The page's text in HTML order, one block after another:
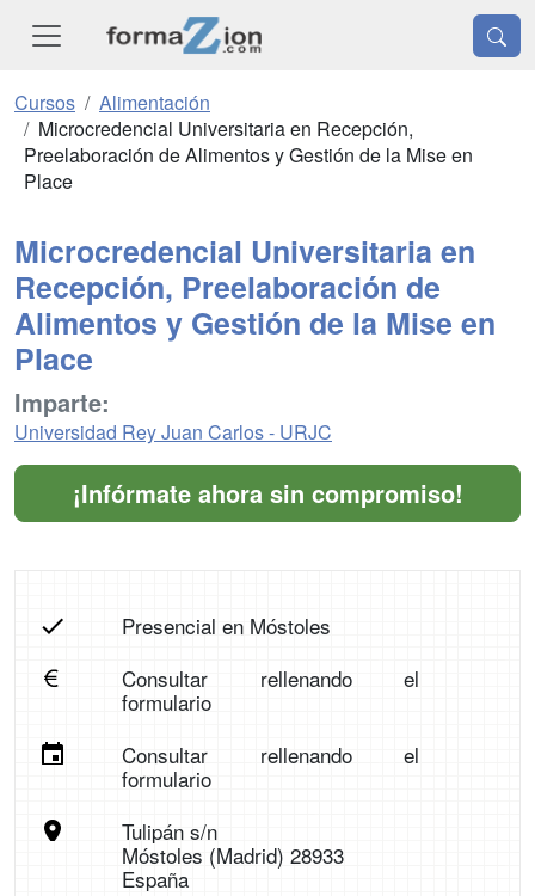
Cursos
Alimentación
Microcredencial Universitaria en Recepción,
Preelaboración de Alimentos y Gestión de la Mise en
Place
Microcredencial Universitaria en
Recepción, Preelaboración de
Alimentos y Gestión de la Mise en
Place
Imparte:
Universidad Rey Juan Carlos - URJC
¡Infórmate ahora sin compromiso!
Presencial en Móstoles
Consultar rellenando el
formulario
Consultar rellenando el
formulario
Tulipán s/n
Móstoles (Madrid) 28933
España